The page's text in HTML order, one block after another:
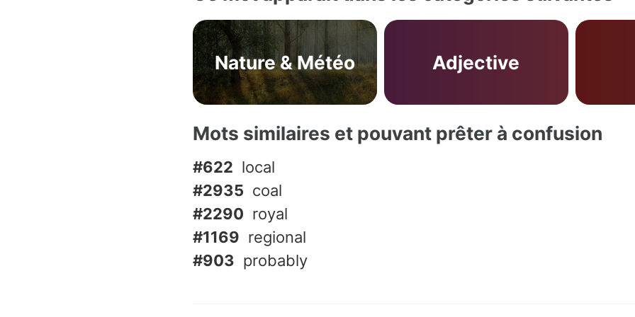
Nature & Météo Adjective
Mots similaires et pouvant prêter à confusion
#622 local
#2935 coal
#2290 royal
#1169 regional
#903 probably